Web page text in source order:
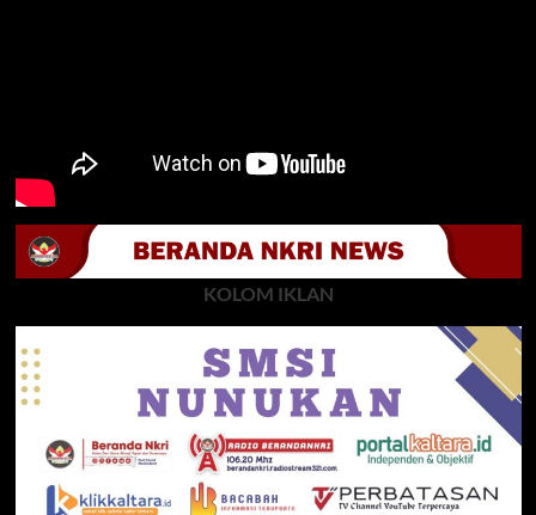
KOLOM IKLAN